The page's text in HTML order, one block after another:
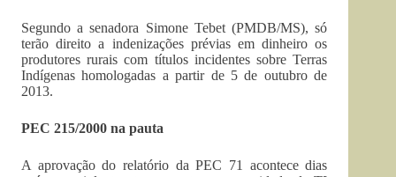
Segundo a senadora Simone Tebet (PMDB/MS), só
terão direito a indenizações prévias em dinheiro os
produtores rurais com títulos incidentes sobre Terras
Indígenas homologadas a partir de 5 de outubro de
2013.
PEC 215/2000 na pauta
A aprovação do relatório da PEC 71 acontece dias